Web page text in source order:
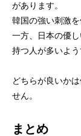
があります。
韓国の強い刺激
一方、日本の優
持つ人が多いよう
どちらが良いか
せん。
まとめ